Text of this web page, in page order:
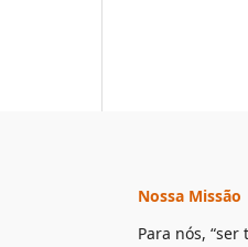
Nossa Missão
Para nós,